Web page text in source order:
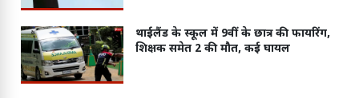
थाईलैंड के स्कूल में 9वीं के छात्र की फायरिंग,
शिक्षक समेत 2 की मौत, कई घायल